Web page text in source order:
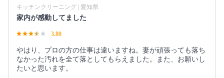
キッチンクリーニング | 愛知県
家内が感動してました
3.80
やはり、プロの方の仕事は違いますね。妻が頑張っても落ち
なかった汚れを全て落としてもらえました。また、お願いし
たいと思います。